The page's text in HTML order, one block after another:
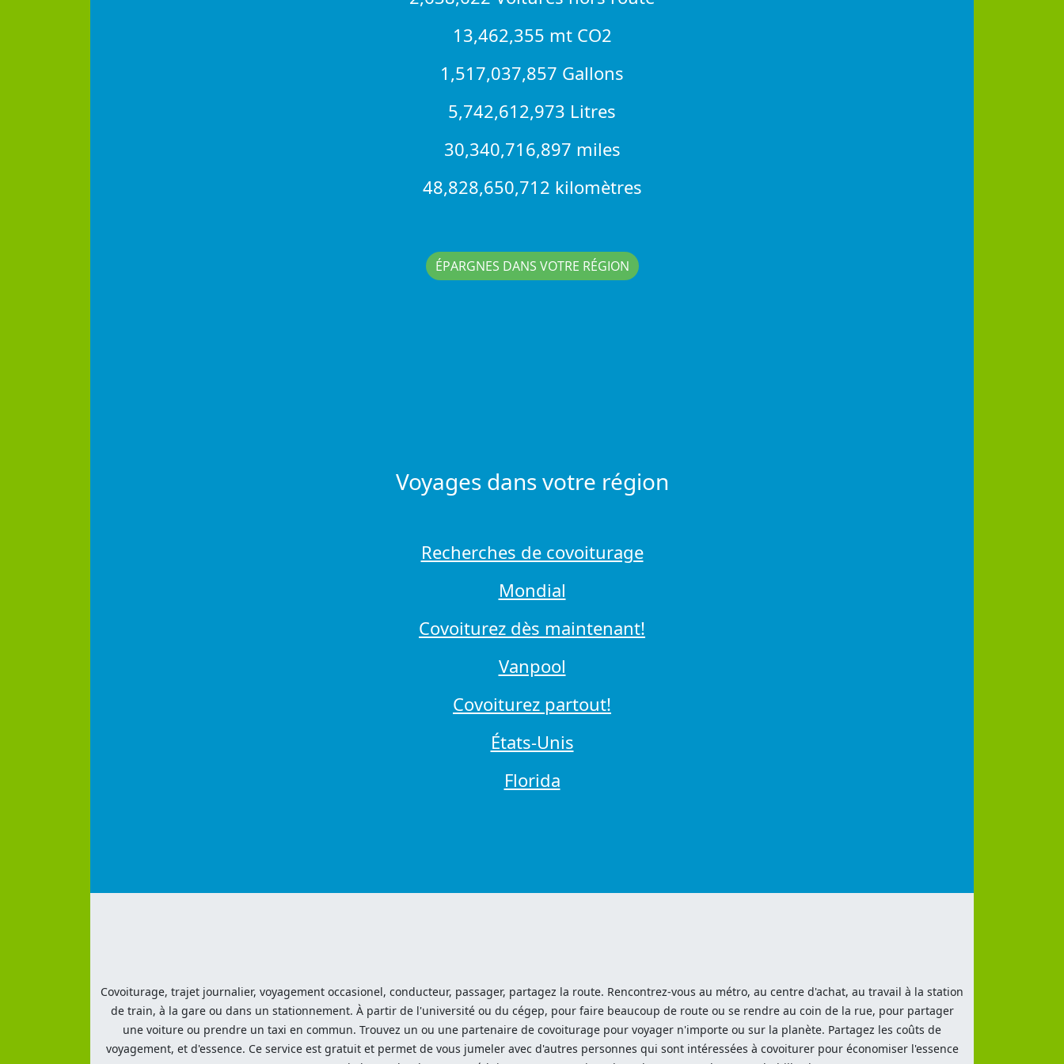
13,462,355 mt CO2
1,517,037,857 Gallons
5,742,612,973 Litres
30,340,716,897 miles
48,828,650,712 kilomètres
ÉPARGNES DANS VOTRE RÉGION
Voyages dans votre région
Recherches de covoiturage
Mondial
Covoiturez dès maintenant!
Vanpool
Covoiturez partout!
États-Unis
Florida
Covoiturage, trajet journalier, voyagement occasionel, conducteur, passager, partagez la route. Rencontrez-vous au métro, au centre d'achat, au travail à la station
de train, à la gare ou dans un stationnement. À partir de l'université ou du cégep, pour faire beaucoup de route ou se rendre au coin de la rue, pour partager
une voiture ou prendre un taxi en commun. Trouvez un ou une partenaire de covoiturage pour voyager n'importe ou sur la planète. Partagez les coûts de
voyagement, et d'essence. Ce service est gratuit et permet de vous jumeler avec d'autres personnes qui sont intéressées à covoiturer pour économiser l'essence